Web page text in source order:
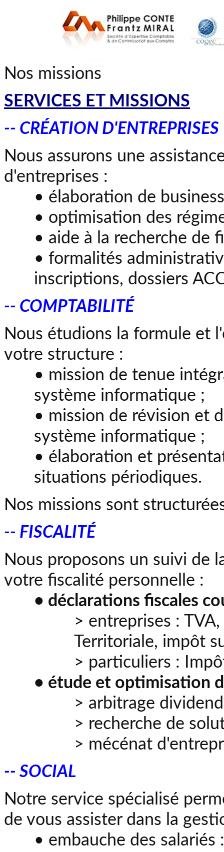
Nos missions
SERVICES ET MISSIONS
-- CRÉATION D'ENTREPRISES
Nous assurons une
d'entreprises :
• élaboration de
• optimisation des
• aide à la recherche de
• formalités
inscriptions, dossiers
-- COMPTABILITÉ
Nous étudions la formule et
votre structure :
• mission de tenue
système informatique ;
• mission de révision et
système informatique ;
• élaboration et
situations périodiques.
Nos missions sont
-- FISCALITÉ
Nous proposons un suivi de
votre fiscalité personnelle :
• déclarations fiscales
> entreprises :
Territoriale, impôt
> particuliers :
• étude et optimisation
> arbitrage
> recherche de
> mécénat
-- SOCIAL
Notre service spécialisé
de vous assister dans la
• embauche des